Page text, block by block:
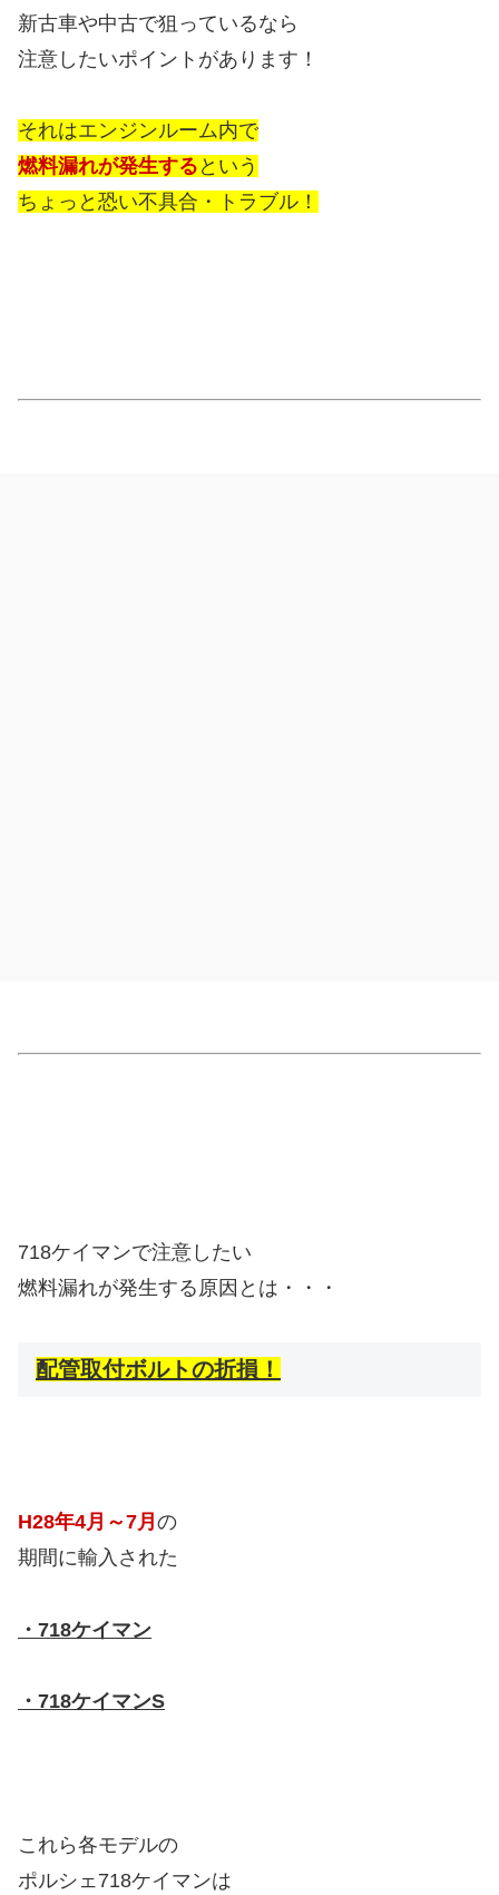
新古車や中古で狙っているなら
注意したいポイントがあります！
それはエンジンルーム内で
燃料漏れが発生する という
ちょっと恐い不具合・トラブル！
718ケイマンで注意したい
燃料漏れが発生する原因とは・・・
配管取付ボルトの折損！
H28年4月～7月 の
期間に輸入された
・718ケイマン
・718ケイマンS
これら各モデルの
ポルシェ718ケイマンは